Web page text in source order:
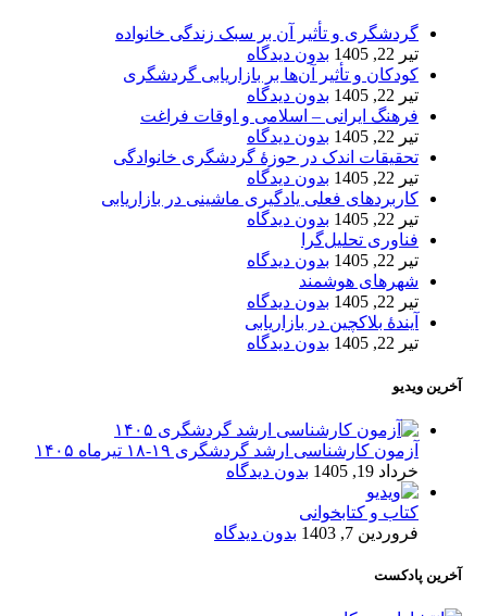
گردشگری و تأثیر آن بر سبک زندگی خانواده
تیر 22, 1405
بدون دیدگاه
کودکان و تأثیر آن‌ها بر بازاریابی گردشگری
تیر 22, 1405
بدون دیدگاه
فرهنگ ایرانی – اسلامی و اوقات فراغت
تیر 22, 1405
بدون دیدگاه
تحقیقات اندک در حوزۀ گردشگری خانوادگی
تیر 22, 1405
بدون دیدگاه
کاربردهای فعلی یادگیری ماشینی در بازاریابی
تیر 22, 1405
بدون دیدگاه
فناوری تحلیل‌گرا
تیر 22, 1405
بدون دیدگاه
شهرهای هوشمند
تیر 22, 1405
بدون دیدگاه
آیندۀ بلاکچین در بازاریابی
تیر 22, 1405
بدون دیدگاه
آخرین ویدیو
آزمون کارشناسی ارشد گردشگری ۱۹-۱۸ تیرماه ۱۴۰۵
خرداد 19, 1405
بدون دیدگاه
کتاب و کتابخوانی
فروردین 7, 1403
بدون دیدگاه
آخرین پادکست